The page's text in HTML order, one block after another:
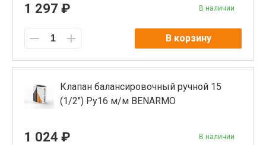
1 297 ₽ В наличии
В корзину
Клапан балансировочный ручной 15
(1/2") Ру16 м/м BENARMO
1 024 ₽ В наличии